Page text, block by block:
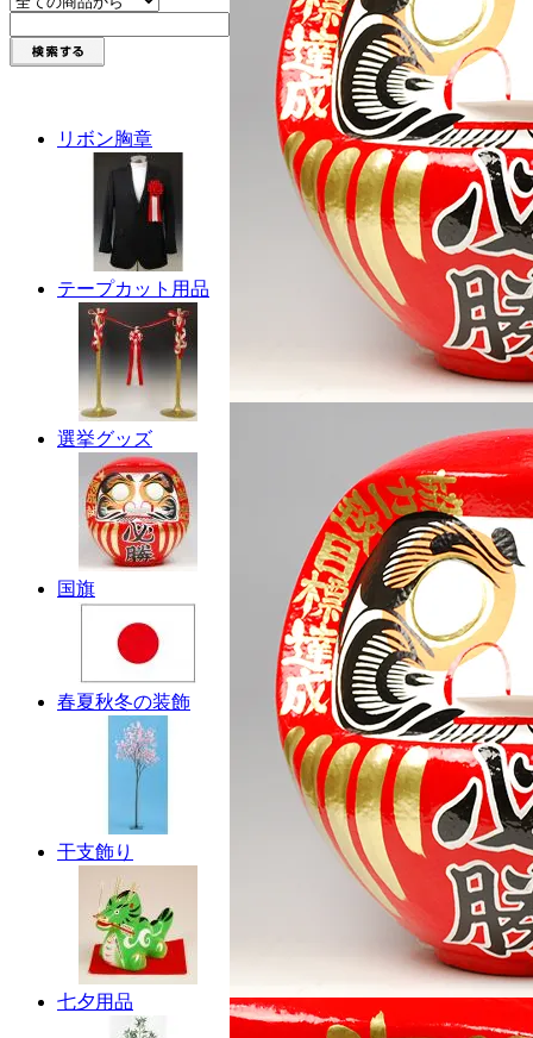
リボン胸章
テープカット用品
選挙グッズ
国旗
春夏秋冬の装飾
干支飾り
七夕用品